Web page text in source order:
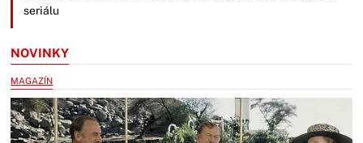
seriálu
NOVINKY
MAGAZÍN